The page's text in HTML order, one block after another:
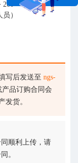
200
）
写后发送至 ngs-
产品订购合同会
发货。
顺利上传，请
。